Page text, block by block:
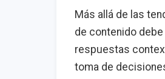
Más allá de las
de contenido
respuestas
toma de